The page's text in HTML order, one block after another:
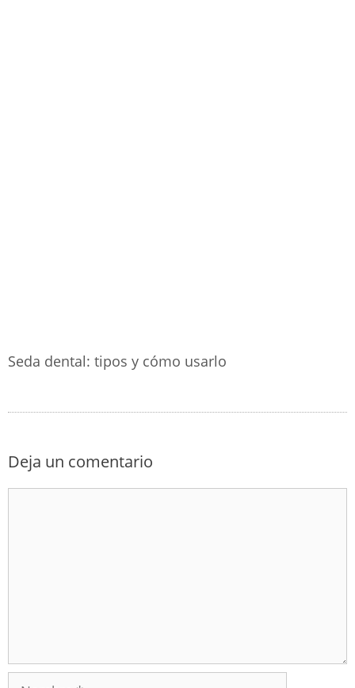
Seda dental: tipos y cómo usarlo
Deja un comentario